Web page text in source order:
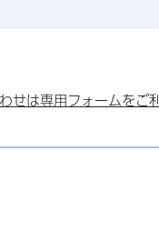
せは専用フォームをご